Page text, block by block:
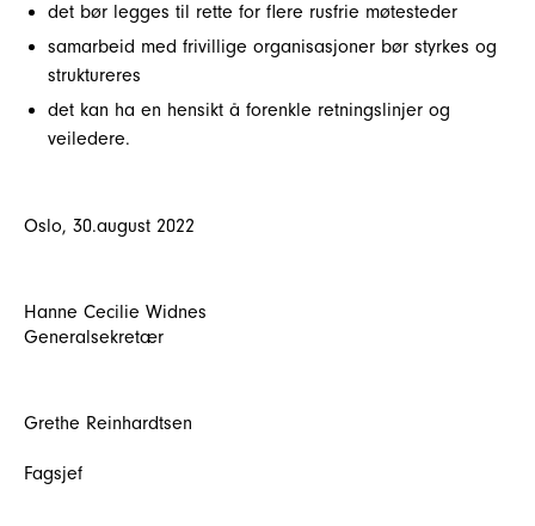
det bør legges til rette for flere rusfrie møtesteder
samarbeid med frivillige organisasjoner bør styrkes og
struktureres
det kan ha en hensikt å forenkle retningslinjer og
veiledere.
Oslo, 30.august 2022
Hanne Cecilie Widnes
Generalsekretær
Grethe Reinhardtsen
Fagsjef